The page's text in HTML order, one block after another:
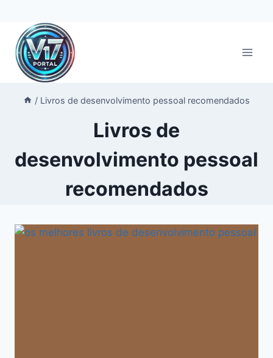
Pular
para
Conteúdo
/ Livros de desenvolvimento pessoal recomendados
Livros de
desenvolvimento pessoal
recomendados